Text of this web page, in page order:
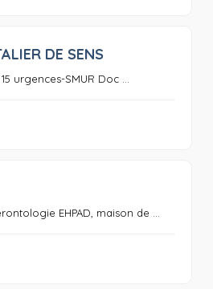
DE SENS
urgences-SMUR Doc ...
EHPAD, maison de ...